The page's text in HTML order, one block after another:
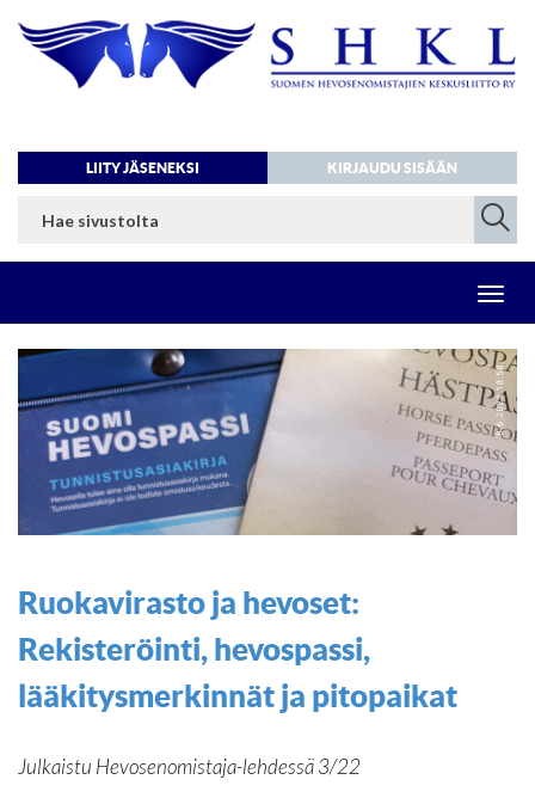
KIRJAUDU SISÄÄN
LIITY JÄSENEKSI
Ruokavirasto ja hevoset:
Rekisteröinti, hevospassi,
lääkitysmerkinnät ja pitopaikat
Julkaistu Hevosenomistaja-lehdessä 3/22